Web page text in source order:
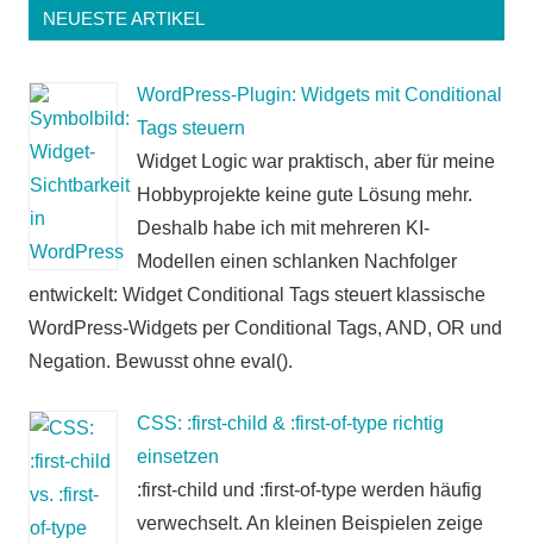
NEUESTE ARTIKEL
WordPress-Plugin: Widgets mit Conditional
Tags steuern
Widget Logic war praktisch, aber für meine
Hobbyprojekte keine gute Lösung mehr.
Deshalb habe ich mit mehreren KI-
Modellen einen schlanken Nachfolger
entwickelt: Widget Conditional Tags steuert klassische
WordPress-Widgets per Conditional Tags, AND, OR und
Negation. Bewusst ohne eval().
CSS: :first-child & :first-of-type richtig
einsetzen
:first-child und :first-of-type werden häufig
verwechselt. An kleinen Beispielen zeige